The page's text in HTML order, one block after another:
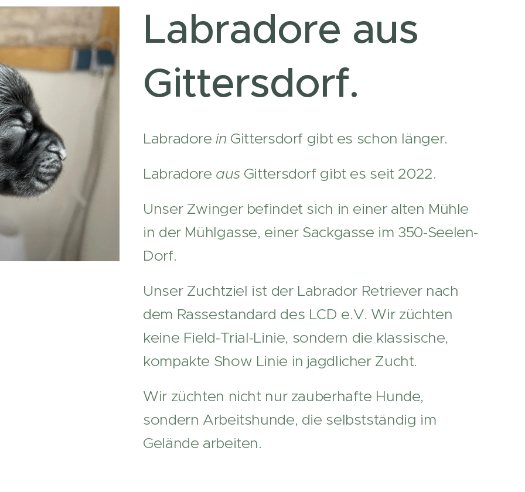
Labradore aus
Gittersdorf.
Labradorein Gittersdorf gibt es schon länger.
Labradore ausGittersdorf gibt es seit 2022.
Unser Zwinger befindet sich in einer alten Mühle
in der Mühlgasse, einer Sackgasse im 350-Seelen-
Dorf.
Unser Zuchtziel ist der Labrador Retriever nach
dem Rassestandard des LCD e.V. Wir züchten
keine Field-Trial-Linie, sondern die klassische,
kompakte Show Linie in jagdlicher Zucht.
Wir züchten nicht nur zauberhafte Hunde,
sondern Arbeitshunde, die selbstständig im
Gelände arbeiten.